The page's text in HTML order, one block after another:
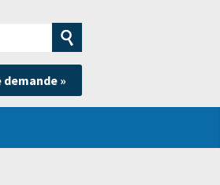
Soumettre
la
recherche
demande »